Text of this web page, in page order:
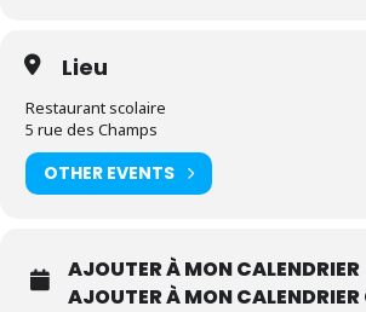
Lieu
Restaurant scolaire
5 rue des Champs
OTHER EVENTS
AJOUTER À MON CALENDRIER
AJOUTER À MON CALENDRIER